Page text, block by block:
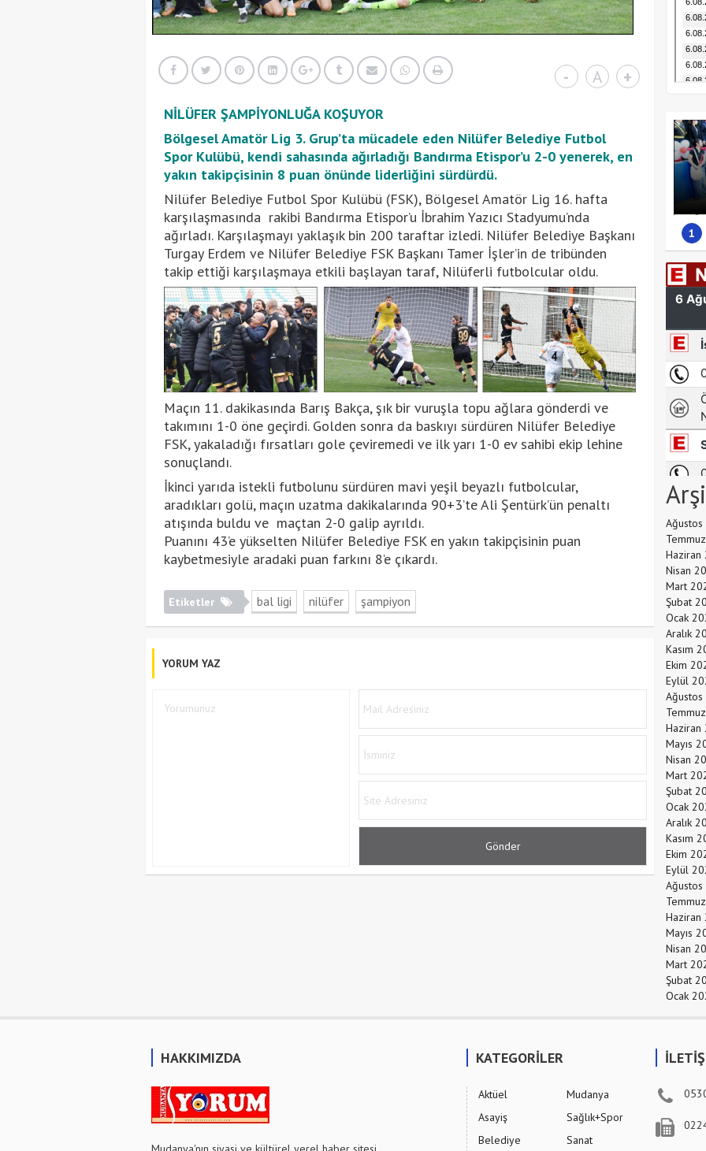
- A +
NİLÜFER ŞAMPİYONLUĞA KOŞUYOR
Bölgesel Amatör Lig 3. Grup’ta mücadele eden Nilüfer Belediye Futbol
Spor Kulübü, kendi sahasında ağırladığı Bandırma Etispor’u 2-0 yenerek, en
yakın takipçisinin 8 puan önünde liderliğini sürdürdü.
Nilüfer Belediye Futbol Spor Kulübü (FSK), Bölgesel Amatör Lig 16. hafta
karşılaşmasında rakibi Bandırma Etispor’u İbrahim Yazıcı Stadyumu’nda
ağırladı. Karşılaşmayı yaklaşık bin 200 taraftar izledi. Nilüfer Belediye Başkanı
Turgay Erdem ve Nilüfer Belediye FSK Başkanı Tamer İşler’in de tribünden
takip ettiği karşılaşmaya etkili başlayan taraf, Nilüferli futbolcular oldu.
Maçın 11. dakikasında Barış Bakça, şık bir vuruşla topu ağlara gönderdi ve
takımını 1-0 öne geçirdi. Golden sonra da baskıyı sürdüren Nilüfer Belediye
FSK, yakaladığı fırsatları gole çeviremedi ve ilk yarı 1-0 ev sahibi ekip lehine
sonuçlandı.
İkinci yarıda istekli futbolunu sürdüren mavi yeşil beyazlı futbolcular,
aradıkları golü, maçın uzatma dakikalarında 90+3’te Ali Şentürk’ün penaltı
atışında buldu ve maçtan 2-0 galip ayrıldı.
Puanını 43’e yükselten Nilüfer Belediye FSK en yakın takipçisinin puan
kaybetmesiyle aradaki puan farkını 8’e çıkardı.
Etiketler bal ligi nilüfer şampiyon
YORUM YAZ
1
Haziran
Nisan
Mart
Şubat
Ocak
Aralık
Kasım
Ekim
Eylül
Haziran
Mayıs
Nisan
Mart
Şubat
Ocak
Aralık
Kasım
Ekim
Eylül
Haziran
Mayıs
Nisan
Mart
Şubat
Ocak
HAKKIMIZDA KATEGORİLER
Aktüel
Asayiş
Belediye
Mudanya
Sağlık+Spor
Sanat